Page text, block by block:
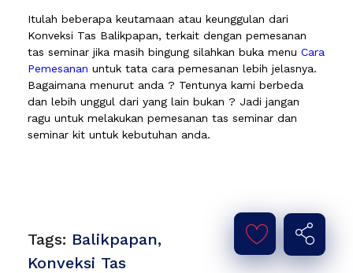
Itulah beberapa keutamaan atau keunggulan dari
Konveksi Tas Balikpapan, terkait dengan pemesanan
tas seminar jika masih bingung silahkan buka menu Cara
Pemesanan untuk tata cara pemesanan lebih jelasnya.
Bagaimana menurut anda ? Tentunya kami berbeda
dan lebih unggul dari yang lain bukan ? Jadi jangan
ragu untuk melakukan pemesanan tas seminar dan
seminar kit untuk kebutuhan anda.
Tags: Balikpapan,
Konveksi Tas